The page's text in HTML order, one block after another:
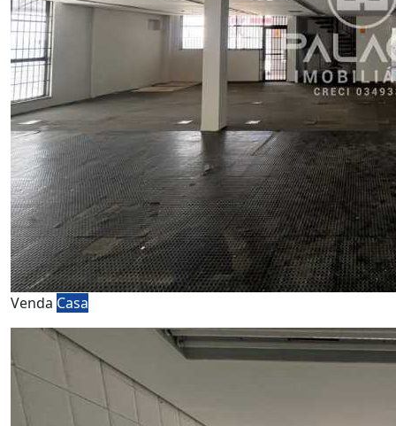
Venda Casa